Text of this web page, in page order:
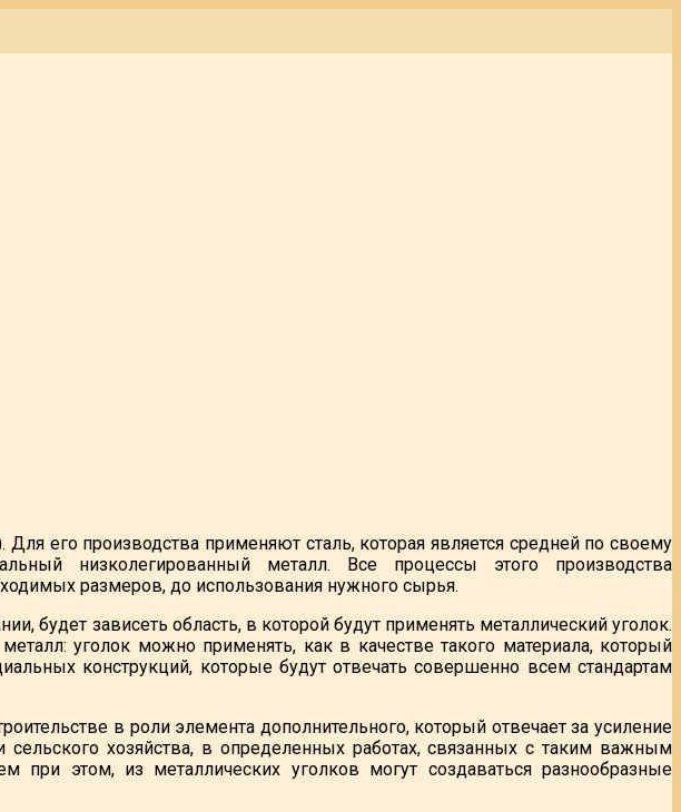
его производства применяют сталь, которая является средней по своему
низколегированный металл. Все процессы этого производства
размеров, до использования нужного сырья.
будет зависеть область, в которой будут применять металлический уголок.
уголок можно применять, как в качестве такого материала, который
конструкций, которые будут отвечать совершенно всем стандартам
в роли элемента дополнительного, который отвечает за усиление
хозяйства, в определенных работах, связанных с таким важным
при этом, из металлических уголков могут создаваться разнообразные